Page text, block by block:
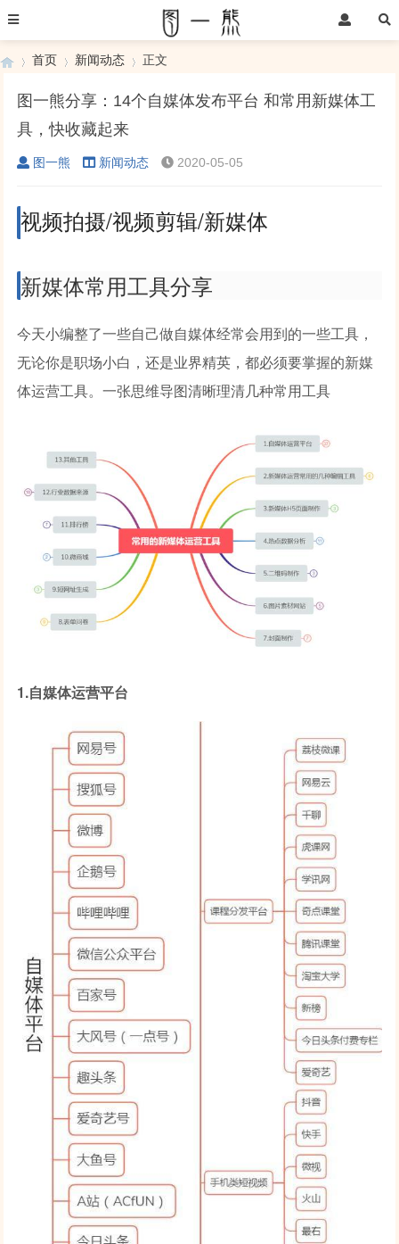
›
首页
›
新闻动态
›
正文
图一熊分享：14个自媒体发布平台 和常用新媒体工
具，快收藏起来
图一熊 新闻动态 2020-05-05
视频拍摄/视频剪辑/新媒体
新媒体常用工具分享
今天小编整了一些自己做自媒体经常会用到的一些工具，
无论你是职场小白，还是业界精英，都必须要掌握的新媒
体运营工具。一张思维导图清晰理清几种常用工具
1.自媒体运营平台